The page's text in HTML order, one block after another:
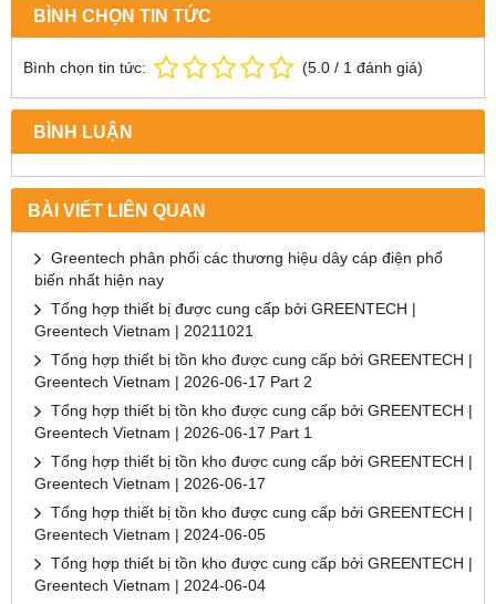
BÌNH CHỌN TIN TỨC
Bình chọn tin tức: (5.0 / 1 đánh giá)
BÌNH LUẬN
BÀI VIẾT LIÊN QUAN
Greentech phân phối các thương hiệu dây cáp điện phổ
biến nhất hiện nay
Tổng hợp thiết bị được cung cấp bởi GREENTECH |
Greentech Vietnam | 20211021
Tổng hợp thiết bị tồn kho được cung cấp bởi GREENTECH |
Greentech Vietnam | 2026-06-17 Part 2
Tổng hợp thiết bị tồn kho được cung cấp bởi GREENTECH |
Greentech Vietnam | 2026-06-17 Part 1
Tổng hợp thiết bị tồn kho được cung cấp bởi GREENTECH |
Greentech Vietnam | 2026-06-17
Tổng hợp thiết bị tồn kho được cung cấp bởi GREENTECH |
Greentech Vietnam | 2024-06-05
Tổng hợp thiết bị tồn kho được cung cấp bởi GREENTECH |
Greentech Vietnam | 2024-06-04